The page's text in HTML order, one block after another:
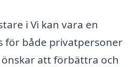
i Vi kan vara en
för både privatpersoner
att förbättra och